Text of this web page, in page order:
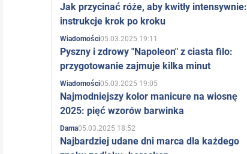
Jak przycinać róże, aby kwitły intensywnie:
instrukcje krok po kroku
Wiadomości05.03.2025 19:11
Pyszny i zdrowy "Napoleon" z ciasta filo:
przygotowanie zajmuje kilka minut
Wiadomości05.03.2025 19:05
Najmodniejszy kolor manicure na wiosnę
2025: pięć wzorów barwinka
Dama05.03.2025 18:52
Najbardziej udane dni marca dla każdego